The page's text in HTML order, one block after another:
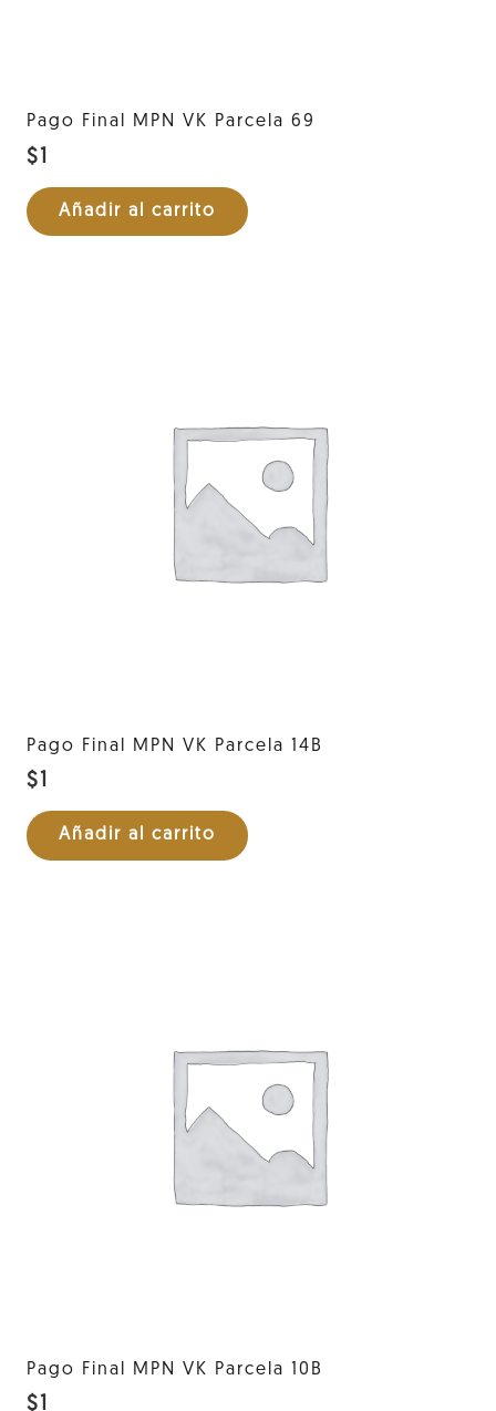
Pago Final MPN VK Parcela 69
$1
Añadir al carrito
Pago Final MPN VK Parcela 14B
$1
Añadir al carrito
Pago Final MPN VK Parcela 10B
$ 1